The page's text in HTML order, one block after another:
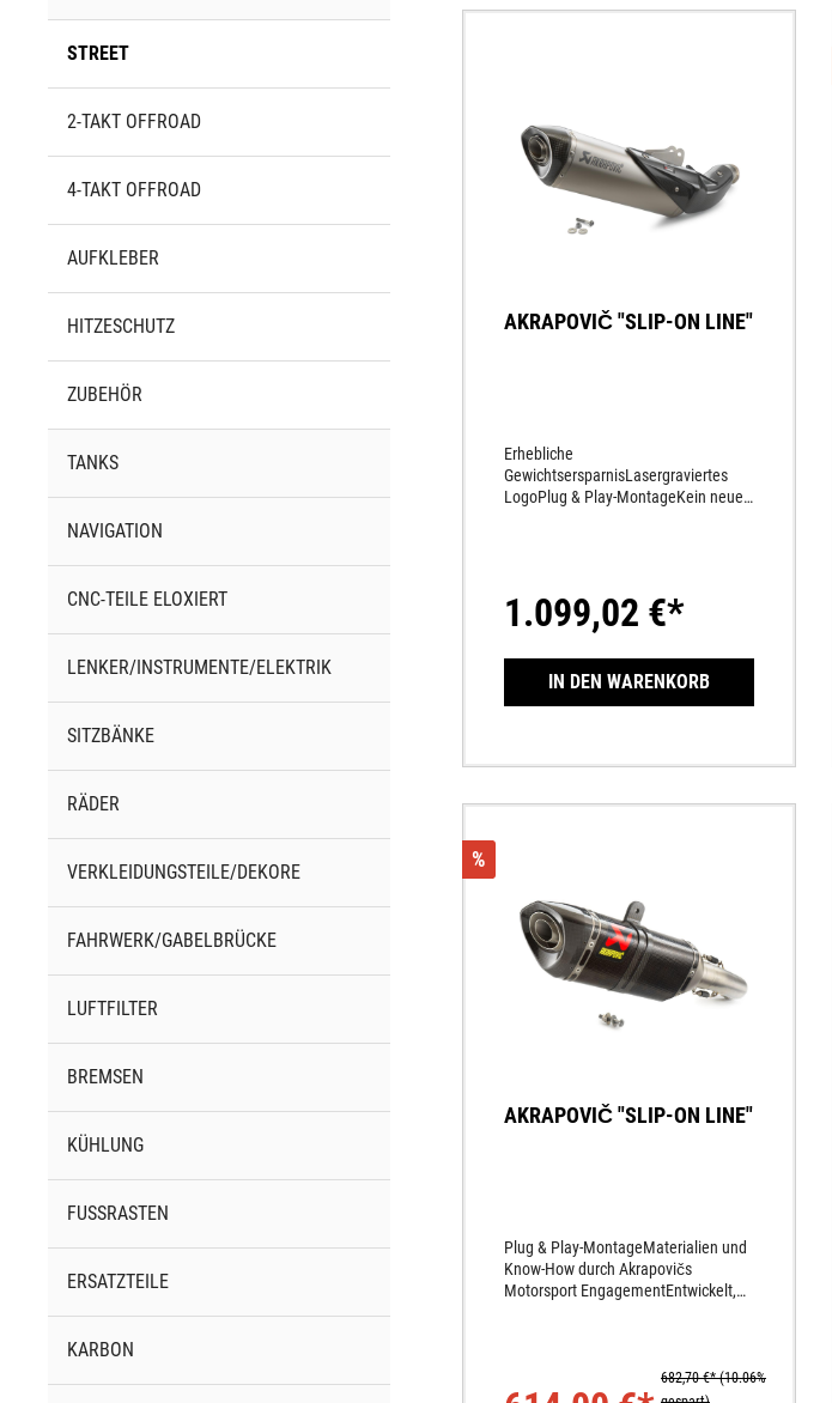
STREET
2-TAKT OFFROAD
4-TAKT OFFROAD
AUFKLEBER
HITZESCHUTZ
ZUBEHÖR
TANKS
NAVIGATION
CNC-TEILE ELOXIERT
LENKER/INSTRUMENTE/ELEKTRIK
SITZBÄNKE
RÄDER
VERKLEIDUNGSTEILE/DEKORE
FAHRWERK/GABELBRÜCKE
LUFTFILTER
BREMSEN
KÜHLUNG
FUSSRASTEN
ERSATZTEILE
KARBON
AKRAPOVIČ "SLIP-ON LINE"
Erhebliche
GewichtsersparnisLasergraviertes
LogoPlug & Play-MontageKein neues
Look
1.099,02 €*
IN DEN WARENKORB
%
AKRAPOVIČ "SLIP-ON LINE"
Plug & Play-MontageMaterialien und
Know-How durch Akrapovičs
Motorsport EngagementEntwickelt,
AuspuffsSportlicher SoundKein neues
Motormapping notwendigDer
682,70 €* (10.06%